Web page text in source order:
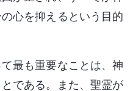
心を抑えるという目的
最も重要なことは、神
である。また、聖霊が